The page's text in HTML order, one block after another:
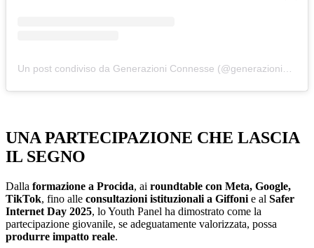
UNA PARTECIPAZIONE CHE LASCIA
IL SEGNO
Dalla formazione a Procida, ai roundtable con Meta, Google,
TikTok, fino alle consultazioni istituzionali a Giffoni e al Safer
Internet Day 2025, lo Youth Panel ha dimostrato come la
partecipazione giovanile, se adeguatamente valorizzata, possa
produrre impatto reale.